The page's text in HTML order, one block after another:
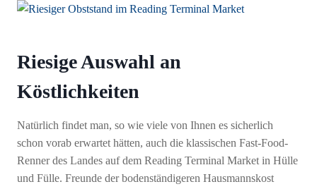
Riesige Auswahl an
Köstlichkeiten
Natürlich findet man, so wie viele von Ihnen es sicherlich
schon vorab erwartet hätten, auch die klassischen Fast-Food-
Renner des Landes auf dem Reading Terminal Market in Hülle
und Fülle. Freunde der bodenständigeren Hausmannskost